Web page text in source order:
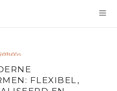
FLEXIBEL,